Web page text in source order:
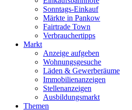
Sonntags-Einkauf
Märkte in Pankow
Fairtrade Town
Verbrauchertipps
Markt
Anzeige aufgeben
Wohnungsgesuche
Läden & Gewerberäume
Immobilienanzeigen
Stellenanzeigen
Ausbildungsmarkt
Themen